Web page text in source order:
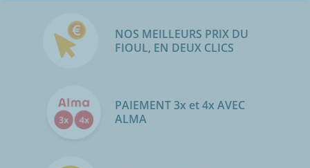
NOS MEILLEURS PRIX DU
FIOUL, EN DEUX CLICS
PAIEMENT 3x et 4x AVEC
ALMA